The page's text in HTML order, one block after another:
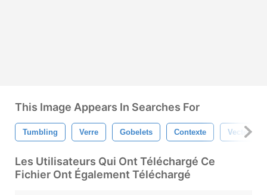
This Image Appears In Searches For
Tumbling Verre Gobelets Contexte Vecteur
Les Utilisateurs Qui Ont Téléchargé Ce
Fichier Ont Également Téléchargé